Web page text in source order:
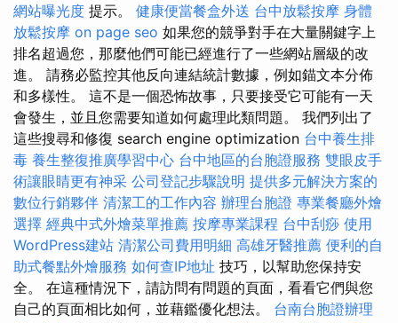
網站曝光度 提示。 健康便當餐盒外送 台中放鬆按摩 身體
放鬆按摩 on page seo 如果您的競爭對手在大量關鍵字上
排名超過您，那麼他們可能已經進行了一些網站層級的改
進。 請務必監控其他反向連結統計數據，例如錨文本分佈
和多樣性。 這不是一個恐怖故事，只要接受它可能有一天
會發生，並且您需要知道如何處理此類問題。 我們列出了
這些搜尋和修復 search engine optimization 台中養生排
毒 養生整復推廣學習中心 台中地區的台胞證服務 雙眼皮手
術讓眼睛更有神采 公司登記步驟說明 提供多元解決方案的
數位行銷夥伴 清潔工的工作內容 辦理台胞證 專業餐廳外燴
選擇 經典中式外燴菜單推薦 按摩專業課程 台中刮痧 使用
WordPress建站 清潔公司費用明細 高雄牙醫推薦 便利的自
助式餐點外燴服務 如何查IP地址 技巧，以幫助您保持安
全。 在這種情況下，請訪問有問題的頁面，看看它們與您
自己的頁面相比如何，並藉鑑優化想法。 台南台胞證辦理